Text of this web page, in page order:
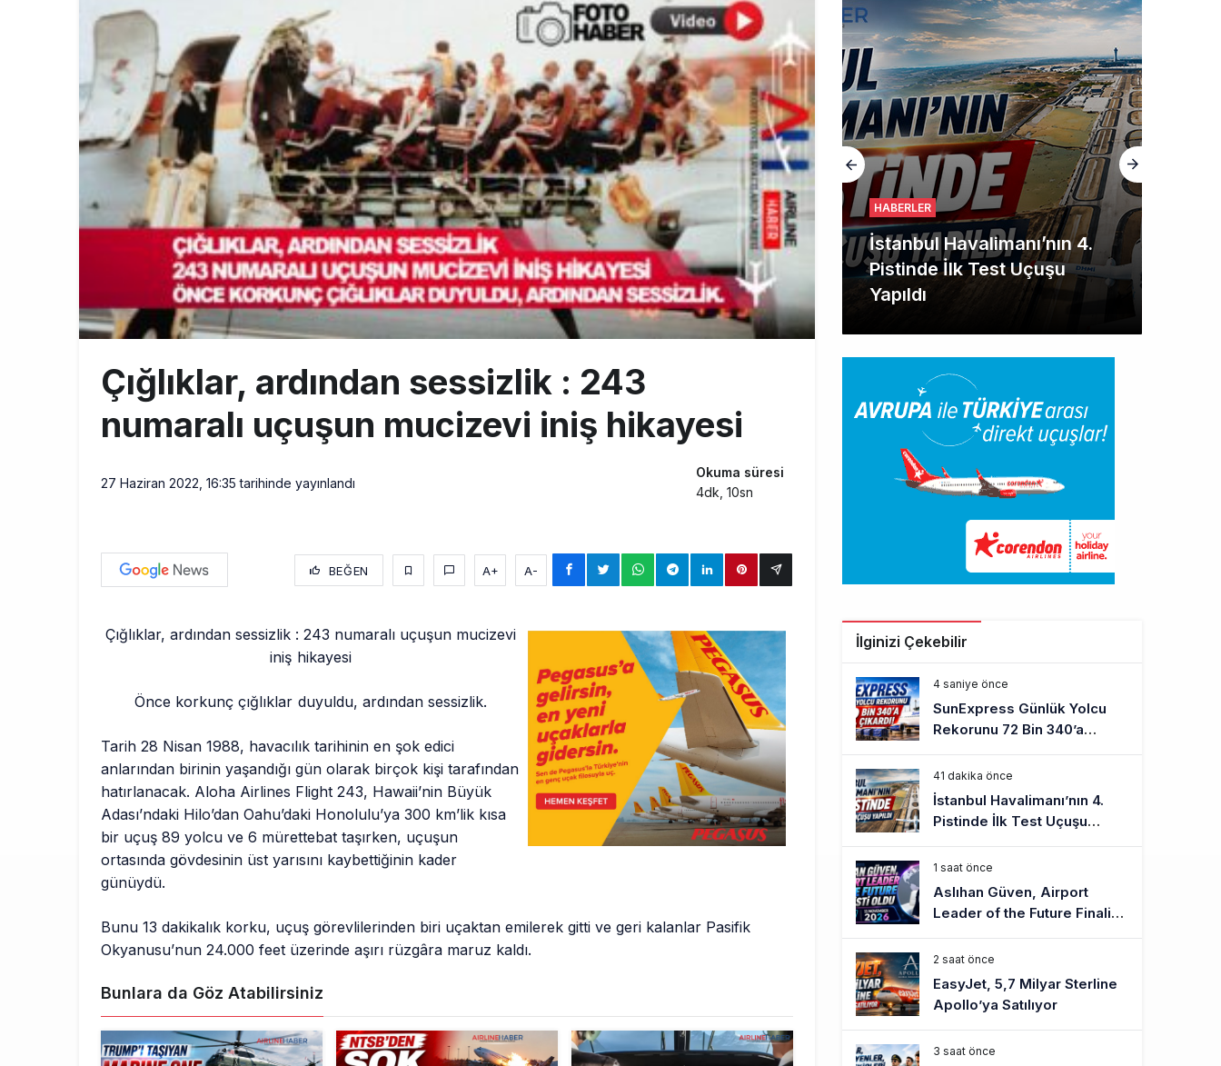
10:56 AJet Uçuşlarıyla Rus Turist İçin Yeni Türkiye Rotası
10:00 Airbus Temmuz bilançosunu açıkladı: 204 yeni sipariş
18:40 SunExpress Günlük Yolcu Rekorunu 72 Bin 340’a Çıkardı
Çığlıklar, ardından sessizlik : 243
numaralı uçuşun mucizevi iniş hikayesi
27 Haziran 2022, 16:35 tarihinde yayınlandı
Okuma süresi
4dk, 10sn
BEĞEN A+ A-
Çığlıklar, ardından sessizlik : 243 numaralı uçuşun mucizevi
iniş hikayesi
Önce korkunç çığlıklar duyuldu, ardından sessizlik.
Tarih 28 Nisan 1988, havacılık tarihinin en şok edici
anlarından birinin yaşandığı gün olarak birçok kişi tarafından
hatırlanacak. Aloha Airlines Flight 243, Hawaii’nin Büyük
Adası’ndaki Hilo’dan Oahu’daki Honolulu’ya 300 km’lik kısa
bir uçuş 89 yolcu ve 6 mürettebat taşırken, uçuşun
ortasında gövdesinin üst yarısını kaybettiğinin kader
günüydü.
Bunu 13 dakikalık korku, uçuş görevlilerinden biri uçaktan emilerek gitti ve geri kalanlar Pasifik
Okyanusu’nun 24.000 feet üzerinde aşırı rüzgâra maruz kaldı.
Bunlara da Göz Atabilirsiniz
HABERLER
İstanbul Havalimanı’nın 4.
Pistinde İlk Test Uçuşu
Yapıldı
İlginizi Çekebilir
4 saniye önce
SunExpress Günlük Yolcu
Rekorunu 72 Bin 340’a
Çıkardı
41 dakika önce
İstanbul Havalimanı’nın 4.
Pistinde İlk Test Uçuşu
Yapıldı
1 saat önce
Aslıhan Güven, Airport
Leader of the Future Finalisti
Oldu
2 saat önce
EasyJet, 5,7 Milyar Sterline
Apollo’ya Satılıyor
3 saat önce